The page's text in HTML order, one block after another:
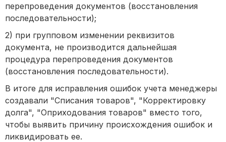
перепроведения документов (восстановления
последовательности);
2) при групповом изменении реквизитов
документа, не производится дальнейшая
процедура перепроведения документов
(восстановления последовательности).
В итоге для исправления ошибок учета менеджеры
создавали "Списания товаров", "Корректировку
долга", "Оприходования товаров" вместо того,
чтобы выявить причину происхождения ошибок и
ликвидировать ее.